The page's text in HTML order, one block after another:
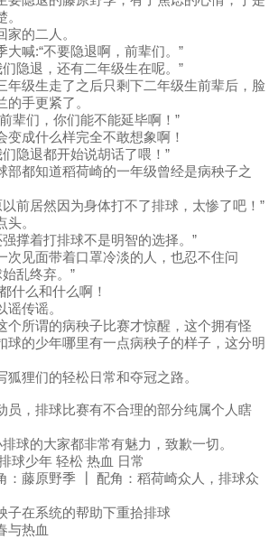
的二人。
喊:“不要隐退啊，前辈们。”
退，还有二年级生在呢。”
级生走了之后只剩下二年级生前辈后，脸
手更紧了。
们，你们能不能延毕啊！”
成什么样完全不敢想象啊！
退都开始说胡话了喂！”
都知道稻荷崎的一年级曾经是病秧子之
居然因为身体打不了排球，太惨了吧！”
。
着打排球不是明智的选择。”
见面带着口罩冷淡的人，也忍不住问
乱终弃。”
么和什么啊！
传谣。
所谓的病秧子比赛才惊醒，这个拥有怪
球的少年哪里有一点病秧子的样子，这分明
狸们的轻松日常和夺冠之路。
，排球比赛有不合理的部分纯属个人瞎
的大家都非常有魅力，致歉一切。
少年 轻松 热血 日常
藤原野季 ┃ 配角：稻荷崎众人，排球众
在系统的帮助下重拾排球
热血